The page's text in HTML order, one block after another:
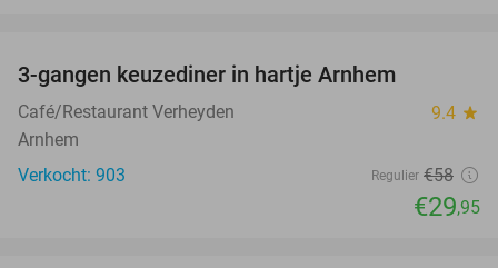
3-gangen keuzediner in hartje Arnhem
Café/Restaurant Verheyden 9.4 star
Arnhem
Verkocht: 903
Regulier €58
€29,95